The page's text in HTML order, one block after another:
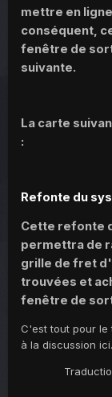
mettre en
conséquent,
fenêtre de
suivante.
La carte
:
Refonte du
Cette refonte
permettra de
grille de fret
trouvées et
fenêtre de
C'est tout pour le
à la discussion ici.